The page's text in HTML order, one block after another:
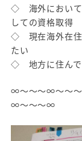
◇ 海外において
しての資格取得
◇ 現在海外在住
たい
◇ 地方に住んで
∞～～～∞～～
∞～～～∞